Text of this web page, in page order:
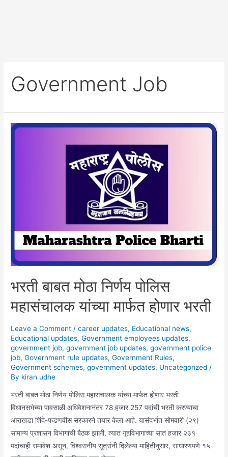
Government Job
भरती बाबत मोठा निर्णय पोलिस
महासंचालक यांच्या मार्फत होणार भरती
Leave a Comment /career updates, Educational news,
Educational updates,Government employees updates,
government job,government job updates,government police
job,Government rule updates,Government Rules,
Government schemes,government updates, Uncategorized /
By kiran udhe
भरती बाबत मोठा निर्णय पोलिस महासंचालक यांच्या मार्फत होणार भरती
विधानसभेच्या पावसाळी अधिवेशनानंतर 78 हजार 257 पदांची भरती करण्याचा
आराखडा शिंदे-फडणवीस सरकारने तयार केला आहे. यासंदर्भात सोमवारी (२९)
सामान्य प्रशासन विभागाची बैठक झाली. त्यात गृहविभागाच्या सात हजार २३१
पदांचाही समावेश असून, विश्वसनीय सूत्रांनी दिलेल्या माहितीनुसार, साधारणपणे १५